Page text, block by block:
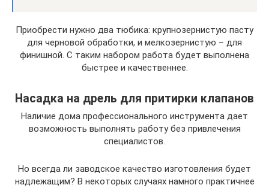
Приобрести нужно два тюбика: крупнозернистую пасту
для черновой обработки, и мелкозернистую – для
финишной. С таким набором работа будет выполнена
быстрее и качественнее.
Насадка на дрель для притирки клапанов
Наличие дома профессионального инструмента дает
возможность выполнять работу без привлечения
специалистов.
Но всегда ли заводское качество изготовления будет
надлежащим? В некоторых случаях намного практичнее